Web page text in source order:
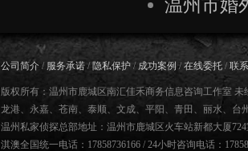
温州市婚
公司简介 / 服务承诺 /隐私保护 / 成功案例 / 在线委托 / 联
版权所有：温州市鹿城区南汇佳禾商务信息咨询工作室
龙港、永嘉、苍南、泰顺、文成、平阳、青田、丽水、台
温州私家侦探总部地址：温州市鹿城区火车站新都大厦
淇澳全国统一电话：17858736166 / 24小时咨询电话：